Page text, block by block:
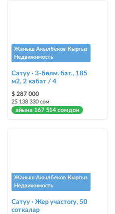
Telegram каналына жарыя
жарнама
бөлүп көрсөтүлөт
сиздин мүлкүңүздү
Жаныш Акылбеков Кыргыз
Недвижимость
Сатуу · 3-бөлм. бат., 185
м2, 2 кабат / 4
$ 287 000
25 138 330 сом
айына 167 514 сомдон
Жаныш Акылбеков Кыргыз
Недвижимость
Сатуу · Жер участогу, 50
соткалар